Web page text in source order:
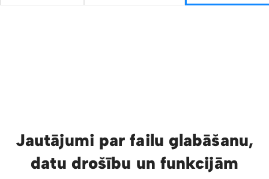
Jautājumi par failu glabāšanu,
datu drošību un funkcijām